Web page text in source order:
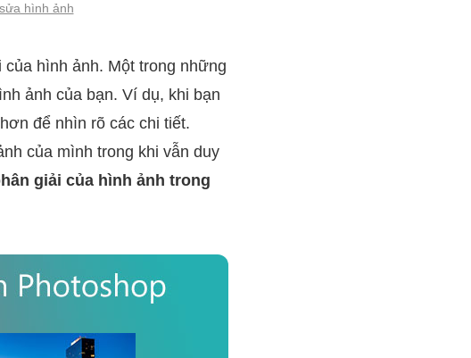
hình ảnh
hình ảnh. Một trong những
ảnh của bạn. Ví dụ, khi bạn
để nhìn rõ các chi tiết.
của mình trong khi vẫn duy
giải của hình ảnh trong